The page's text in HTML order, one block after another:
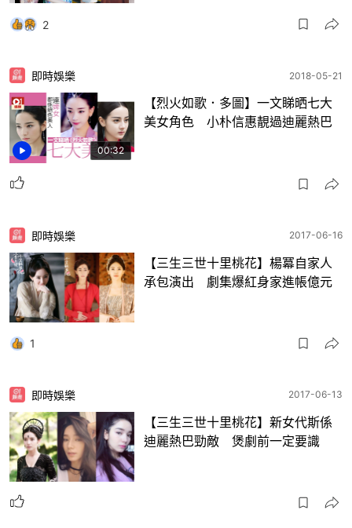
2
00:32
即時娛樂 2018-05-21
【烈火如歌．多圖】一文睇晒七大
美女角色 小朴信惠靚過迪麗熱巴
即時娛樂 2017-06-16
【三生三世十里桃花】楊冪自家人
承包演出 劇集爆紅身家進帳億元
1
即時娛樂 2017-06-13
【三生三世十里桃花】新女代斯係
迪麗熱巴勁敵 煲劇前一定要識